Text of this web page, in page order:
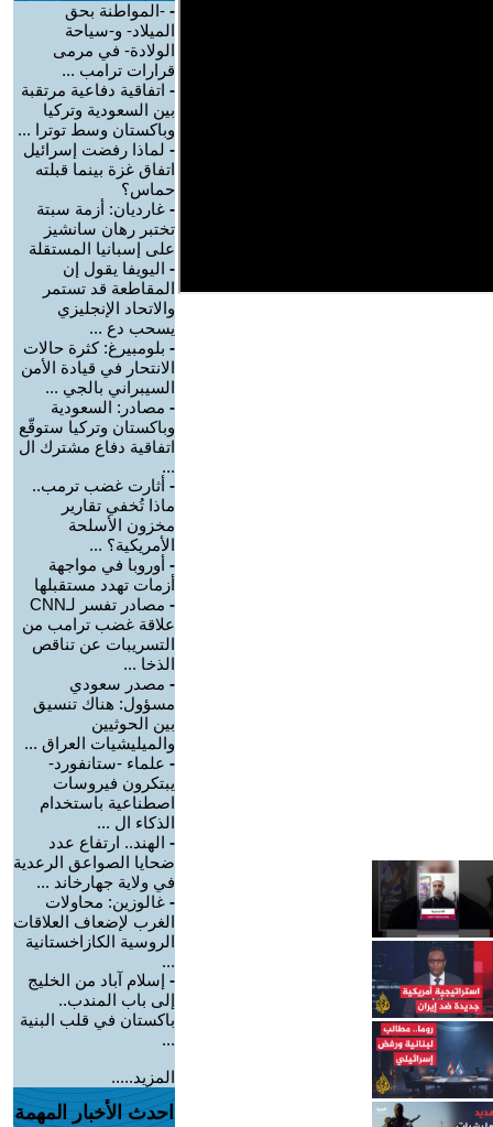
- -المواطنة بحق
الميلاد- و-سياحة
الولادة- في مرمى
قرارات ترامب ...
- اتفاقية دفاعية مرتقبة
بين السعودية وتركيا
وباكستان وسط توترا ...
- لماذا رفضت إسرائيل
اتفاق غزة بينما قبلته
حماس؟
- غارديان: أزمة سبتة
تختبر رهان سانشيز
على إسبانيا المستقلة
- اليويفا يقول إن
المقاطعة قد تستمر
والاتحاد الإنجليزي
يسحب دع ...
- بلومبيرغ: كثرة حالات
الانتحار في قيادة الأمن
السيبراني بالجي ...
- مصادر: السعودية
وباكستان وتركيا ستوقّع
اتفاقية دفاع مشترك ال
...
- أثارت غضب ترمب..
ماذا تُخفي تقارير
مخزون الأسلحة
الأمريكية؟ ...
- أوروبا في مواجهة
أزمات تهدد مستقبلها
-
مصادر تفسر لـCNN
علاقة غضب ترامب من
التسريبات عن تناقص
الذخا ...
- مصدر سعودي
مسؤول: هناك تنسيق
بين الحوثيين
والميليشيات العراق ...
- علماء -ستانفورد-
يبتكرون فيروسات
اصطناعية باستخدام
الذكاء ال ...
- الهند.. ارتفاع عدد
ضحايا الصواعق الرعدية
في ولاية جهارخاند ...
- غالوزين: محاولات
الغرب لإضعاف العلاقات
الروسية الكازاخستانية
...
- إسلام آباد من الخليج
إلى باب المندب..
باكستان في قلب البنية
...
المزيد.....
احدث الأخبار المهمة